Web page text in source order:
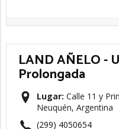
LAND AÑELO -
Prolongada
Lugar: Calle 11 y
Neuquén, Argentina
(299) 4050654